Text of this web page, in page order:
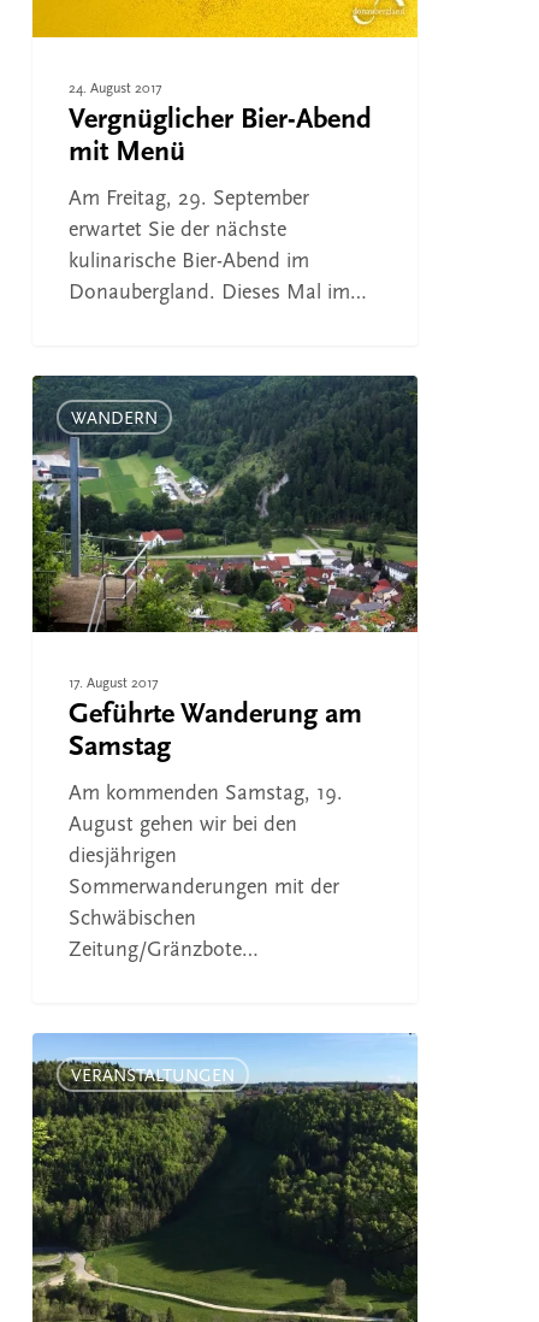
24. August 2017
Vergnüglicher Bier-Abend
mit Menü
Am Freitag, 29. September
erwartet Sie der nächste
kulinarische Bier-Abend im
Donaubergland. Dieses Mal im…
Geführte
Wanderung
am
Samstag
WANDERN
17. August 2017
Geführte Wanderung am
Samstag
Am kommenden Samstag, 19.
August gehen wir bei den
diesjährigen
Sommerwanderungen mit der
Schwäbischen
Zeitung/Gränzbote…
Sommerwanderung
2
VERANSTALTUNGEN